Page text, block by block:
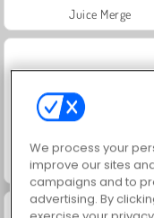
Juice Merge
Solitaire Social
We process your
improve our sites
campaigns and to
advertising. By